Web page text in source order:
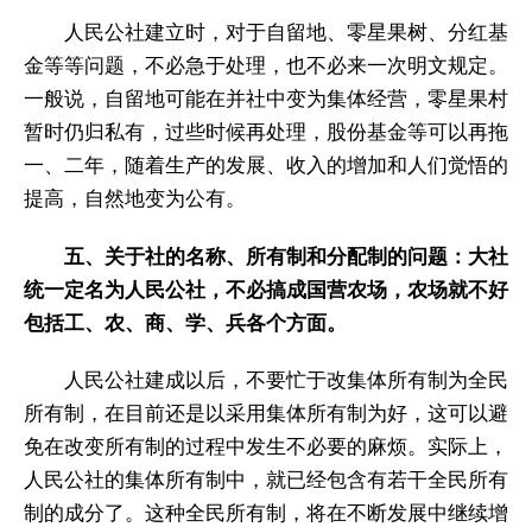
人民公社建立时，对于自留地、零星果树、分红基
金等等问题，不必急于处理，也不必来一次明文规定。
一般说，自留地可能在并社中变为集体经营，零星果村
暂时仍归私有，过些时候再处理，股份基金等可以再拖
一、二年，随着生产的发展、收入的增加和人们觉悟的
提高，自然地变为公有。
五、关于社的名称、所有制和分配制的问题：大社
统一定名为人民公社，不必搞成国营农场，农场就不好
包括工、农、商、学、兵各个方面。
人民公社建成以后，不要忙于改集体所有制为全民
所有制，在目前还是以采用集体所有制为好，这可以避
免在改变所有制的过程中发生不必要的麻烦。实际上，
人民公社的集体所有制中，就已经包含有若干全民所有
制的成分了。这种全民所有制，将在不断发展中继续增